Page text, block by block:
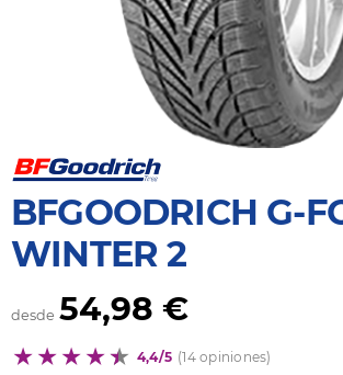
BFGOODRICH G-
WINTER 2
desde 54,98 €
4,4/5 (14 opiniones)